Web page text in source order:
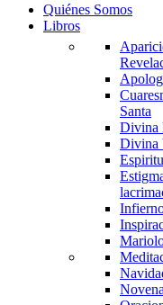
Quiénes Somos
Libros
Santa
Divina
Divina